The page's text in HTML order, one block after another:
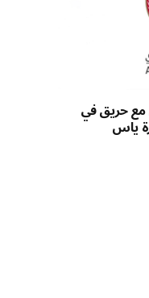
مع حريق في
ياس